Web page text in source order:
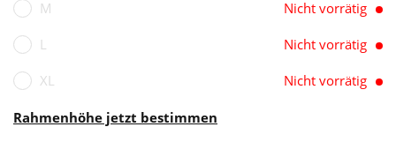
M Nicht vorrätig
L Nicht vorrätig
XL Nicht vorrätig
Rahmenhöhe jetzt bestimmen